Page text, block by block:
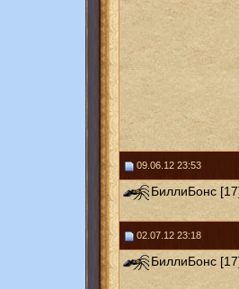
09.06.12 23:53
БиллиБонс
02.07.12 23:18
БиллиБонс